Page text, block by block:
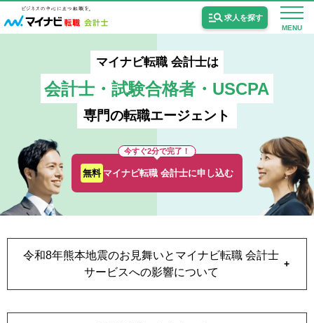
MENU
求人を探す
監査法人の求人
公認会計士試験合格向けの求人
USCPA（米国公認会計士）の求人
女性会計士の転職
個別転職相談会・セミナー
マイナビ転職 会計士は
会計士・試験合格者・USCPA
専門の転職エージェント
今すぐ2分で完了！
無料 マイナビ転職 会計士に申し込む
令和8年熊本地震のお見舞いとマイナビ転職 会計士
サービスへの影響について